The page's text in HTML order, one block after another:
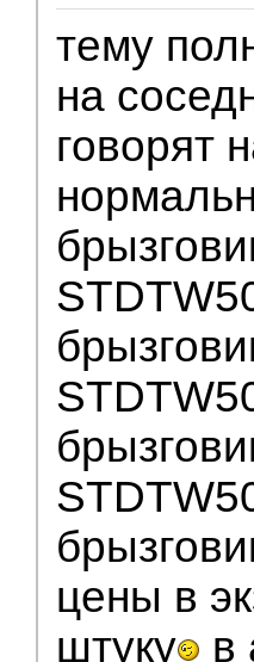
тему
на
говорят
цены в
штуку
в